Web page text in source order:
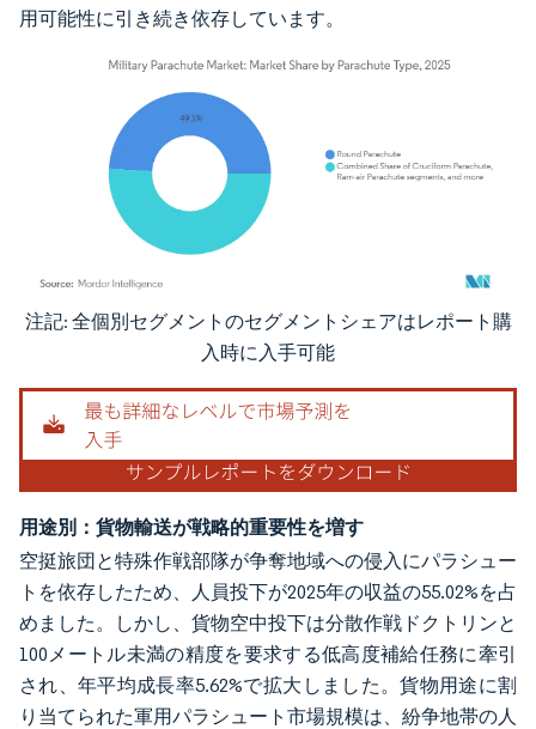
用可能性に引き続き依存しています。
画像 © Mordor Intelligence。再利用にはCC BY 4.0の表示が必要です。
注記: 全個別セグメントのセグメントシェアはレポート購
入時に入手可能
用途別：貨物輸送が戦略的重要性を増す
空挺旅団と特殊作戦部隊が争奪地域への侵入にパラシュー
トを依存したため、人員投下が2025年の収益の55.02%を占
めました。しかし、貨物空中投下は分散作戦ドクトリンと
100メートル未満の精度を要求する低高度補給任務に牽引
され、年平均成長率5.62%で拡大しました。貨物用途に割
り当てられた軍用パラシュート市場規模は、紛争地帯の人